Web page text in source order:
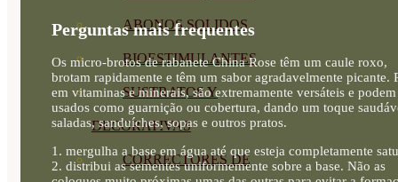
ABONOS SOLIDOS
BIOESTIMULANTES
SUSTRATOS Y
DECORATIVAS
CORRECTORES DE
Perguntas mais frequentes
Os micro-brotos de rabanete China Rose têm um caule roxo,
brotam rapidamente e têm um sabor agradavelmente picante.
em vitaminas e minerais, são extremamente versáteis e podem
usados como guarnição ou cobertura, dando um toque
saladas, sanduíches, sopas e outros pratos.
1. mergulha a base em água até que esteja completamente
2. distribui as sementes uniformemente sobre a base. Não as